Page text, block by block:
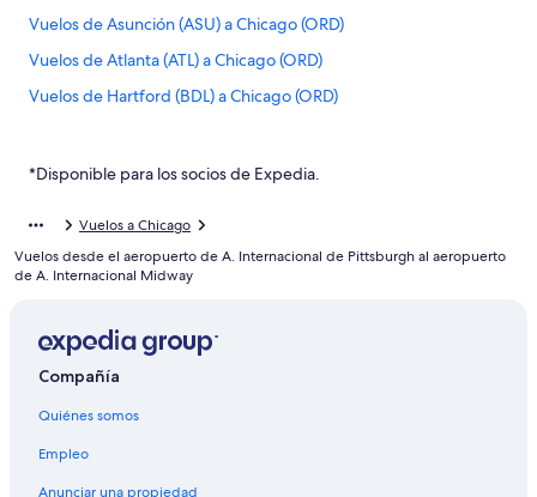
Vuelos de Asunción (ASU) a Chicago (ORD)
Vuelos de Atlanta (ATL) a Chicago (ORD)
Vuelos de Hartford (BDL) a Chicago (ORD)
Vuelos de Nashville (BNA) a Chicago (ORD)
(BOG) a Chicago (ORD)
Vuelos de Boise (BOI) a Chicago (ORD)
Vuelos de Aguadilla (BQN) a Chicago (ORD)
Vuelos de Brownsville (BRO) a Chicago (ORD)
*Disponible para los socios de Expedia.
Vuelos a Chicago
Vuelos desde el aeropuerto de A. Internacional de Pittsburgh al aeropuerto
de A. Internacional Midway
Compañía
Quiénes somos
Empleo
Anunciar una propiedad